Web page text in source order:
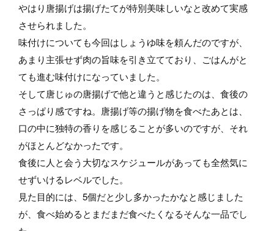
やはり唐揚げは揚げたてが特別美味しいなと改めて実感
させられました。
味付けについても今回はしょうゆ味を頼んだのですが、
あまり主張せず肉の旨味を引き立てており、ごはんがと
ても進む味付けになっていました。
そして唐じゅの唐揚げで他と違うと感じたのは、食後の
さっぱり感ですね。唐揚げ等の揚げ物を食べたあとは、
口の中に独特の香りを感じることが多いのですが、それ
がほとんどなかったです。
食後に人と会う大切なスケジュールがあっても全然気に
せずいけるレベルでした。
見た目的には、5個だと少し多かったかなと感じました
が、食べ始めるとまだまだ食べたくなるそんな一品でし